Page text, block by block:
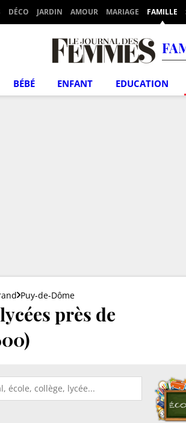
DÉCO JARDIN AMOUR MARIAGE FAMILLE
BÉBÉ ENFANT EDUCATION
Puy-de-Dôme
près de